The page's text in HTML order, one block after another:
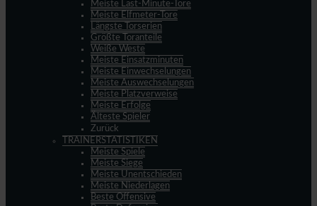
Meiste Last-Minute-Tore
Meiste Elfmeter-Tore
Längste Torserien
Größte Toranteile
Weiße Weste
Meiste Einsatzminuten
Meiste Einwechselungen
Meiste Auswechselungen
Meiste Platzverweise
Meiste Erfolge
Älteste Spieler
Zurück
TRAINERSTATISTIKEN
Meiste Spiele
Meiste Siege
Meiste Unentschieden
Meiste Niederlagen
Beste Offensive